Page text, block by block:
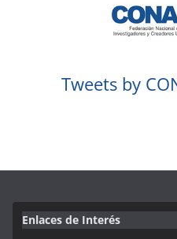
Tweets by
Enlaces de Interés